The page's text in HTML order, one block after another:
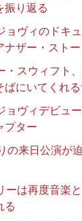
振り返る
ョヴィのドキ
ナザー・スト
・スウィフト
ばにいてくれ
ョヴィデビュ
プター
の来日公演が
ーは再度音楽
る